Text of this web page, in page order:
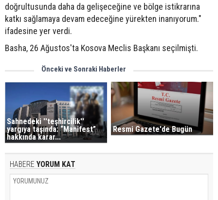
doğrultusunda daha da gelişeceğine ve bölge istikrarına
katkı sağlamaya devam edeceğine yürekten inanıyorum."
ifadesine yer verdi.
Basha, 26 Ağustos'ta Kosova Meclis Başkanı seçilmişti.
Önceki ve Sonraki Haberler
Sahnedeki ''teşhircilik''
yargıya taşında: “Manifest”
hakkında karar...
Resmi Gazete'de Bugün
HABERE YORUM KAT